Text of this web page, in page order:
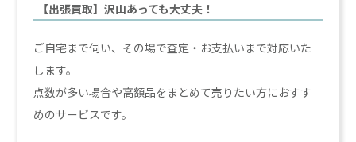
【出張買取】沢山あっても大丈夫！
ご自宅まで伺い、その場で査定・お支払いまで対応いた
します。
点数が多い場合や高額品をまとめて売りたい方におすす
めのサービスです。